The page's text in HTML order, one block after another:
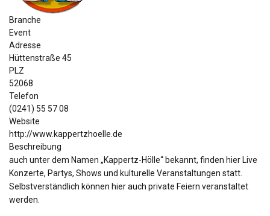
Branche
Event
Adresse
Hüttenstraße 45
PLZ
52068
Telefon
(0241) 55 57 08
Website
http://www.kappertzhoelle.de
Beschreibung
auch unter dem Namen „Kappertz-Hölle“ bekannt, finden hier Live
Konzerte, Partys, Shows und kulturelle Veranstaltungen statt.
Selbstverständlich können hier auch private Feiern veranstaltet
werden.